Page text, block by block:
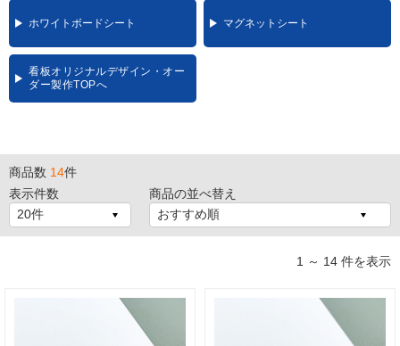
ホワイトボードシート マグネットシート
看板オリジナルデザイン・オー
ダー製作TOPへ
商品数 14件
表示件数
商品の並べ替え
1 ～ 14 件を表示